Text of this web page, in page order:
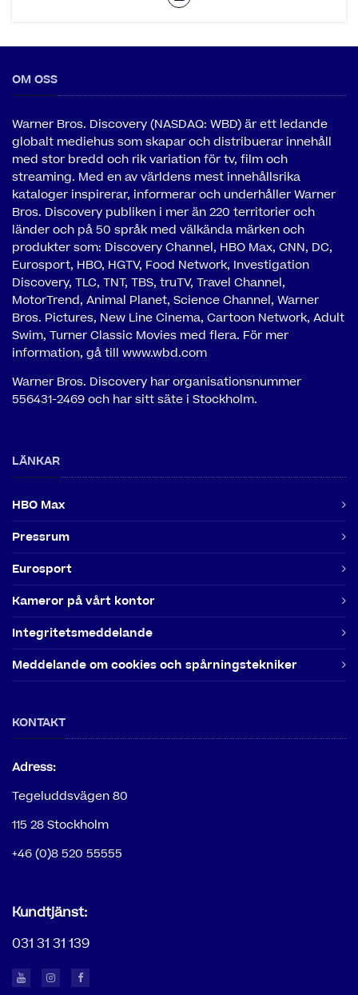
OM OSS
Warner Bros. Discovery (NASDAQ: WBD) är ett ledande
globalt mediehus som skapar och distribuerar innehåll
med stor bredd och rik variation för tv, film och
streaming. Med en av världens mest innehållsrika
kataloger inspirerar, informerar och underhåller Warner
Bros. Discovery publiken i mer än 220 territorier och
länder och på 50 språk med välkända märken och
produkter som: Discovery Channel, HBO Max, CNN, DC,
Eurosport, HBO, HGTV, Food Network, Investigation
Discovery, TLC, TNT, TBS, truTV, Travel Channel,
MotorTrend, Animal Planet, Science Channel, Warner
Bros. Pictures, New Line Cinema, Cartoon Network, Adult
Swim, Turner Classic Movies med flera. För mer
information, gå till www.wbd.com
Warner Bros. Discovery har organisationsnummer
556431-2469 och har sitt säte i Stockholm.
LÄNKAR
HBO Max
Pressrum
Eurosport
Kameror på vårt kontor
Integritetsmeddelande
Meddelande om cookies och spårningstekniker
KONTAKT
Adress:
Tegeluddsvägen 80
115 28 Stockholm
+46 (0)8 520 55555
Kundtjänst:
031 31 31 139